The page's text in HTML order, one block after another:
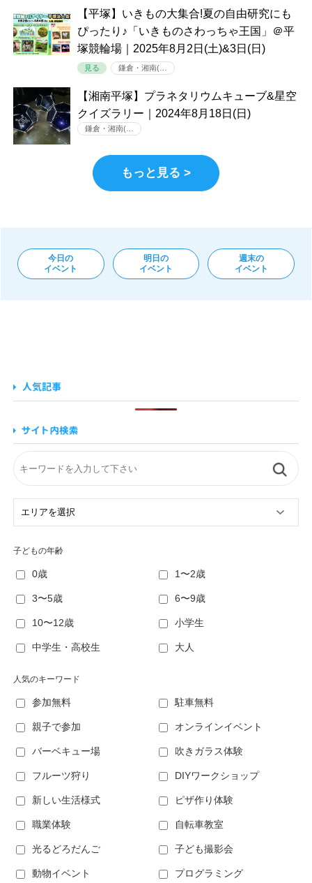
【平塚】いきもの大集合!夏の自由研究にも
ぴったり♪「いきものさわっちゃ王国」＠平
塚競輪場｜2025年8月2日(土)&3日(日)
見る 鎌倉・湘南(…
【湘南平塚】プラネタリウムキューブ&星空
クイズラリー｜2024年8月18日(日)
鎌倉・湘南(…
もっと見る >
今日の
イベント
明日の
イベント
週末の
イベント
子どもの年齢
0歳 1〜2歳
3〜5歳 6〜9歳
10〜12歳 小学生
中学生・高校生 大人
人気のキーワード
参加無料 駐車無料
親子で参加 オンラインイベント
バーベキュー場 吹きガラス体験
フルーツ狩り DIYワークショップ
新しい生活様式 ピザ作り体験
職業体験 自転車教室
光るどろだんご 子ども撮影会
動物イベント プログラミング